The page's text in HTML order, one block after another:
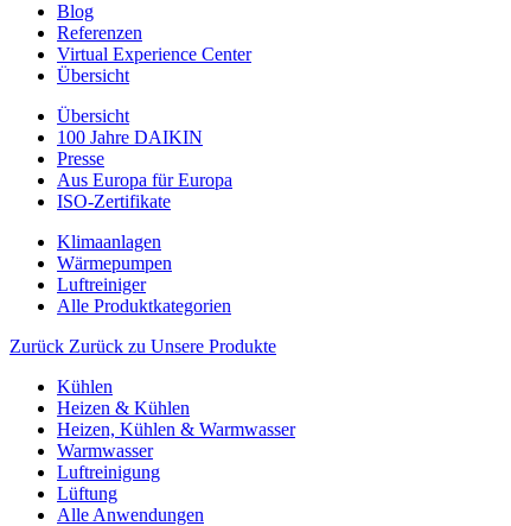
Blog
Referenzen
Virtual Experience Center
Übersicht
Übersicht
100 Jahre DAIKIN
Presse
Aus Europa für Europa
ISO-Zertifikate
Klimaanlagen
Wärmepumpen
Luftreiniger
Alle Produktkategorien
Zurück Zurück zu Unsere Produkte
Kühlen
Heizen & Kühlen
Heizen, Kühlen & Warmwasser
Warmwasser
Luftreinigung
Lüftung
Alle Anwendungen